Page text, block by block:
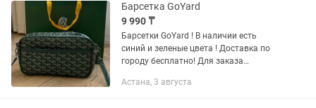
Барсетка GoYard
9 990 ₸
Барсетки GoYard ! В наличии есть
синий и зеленые цвета ! Доставка по
городу бесплатно! Для заказа
Астана, 3 августа